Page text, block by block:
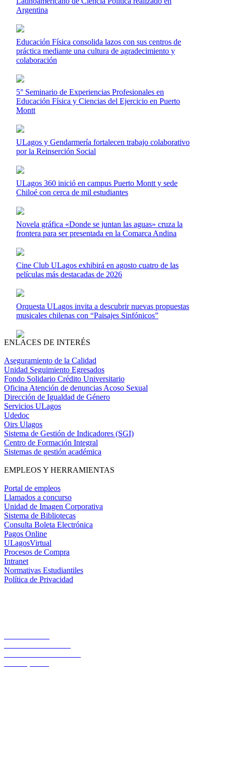
Argentina
Educación Física consolida lazos con sus centros de
práctica mediante una cultura de agradecimiento y
colaboración
5° Seminario de Experiencias Profesionales en
Educación Física y Ciencias del Ejercicio en Puerto
Montt
ULagos y Gendarmería fortalecen trabajo colaborativo
por la Reinserción Social
ULagos 360 inició en campus Puerto Montt y sede
Chiloé con cerca de mil estudiantes
Novela gráfica «Donde se juntan las aguas» cruza la
frontera para ser presentada en la Comarca Andina
Cine Club ULagos exhibirá en agosto cuatro de las
películas más destacadas de 2026
Orquesta ULagos invita a descubrir nuevas propuestas
musicales chilenas con “Paisajes Sinfónicos”
ENLACES DE INTERÉS
Aseguramiento de la Calidad
Unidad Seguimiento Egresados
Fondo Solidario Crédito Universitario
Oficina Atención de denuncias Acoso Sexual
Dirección de Igualdad de Género
Servicios ULagos
Udedoc
Oirs Ulagos
Sistema de Gestión de Indicadores (SGI)
Centro de Formación Integral
Sistemas de gestión académica
EMPLEOS Y HERRAMIENTAS
Portal de empleos
Llamados a concurso
Unidad de Imagen Corporativa
Sistema de Bibliotecas
Consulta Boleta Electrónica
Pagos Online
ULagosVirtual
Procesos de Compra
Intranet
Normativas Estudiantiles
Política de Privacidad